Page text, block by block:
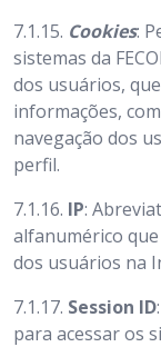
7.1.15. Cookies:
sistemas da
dos usuários,
informações,
navegação dos
perfil.
7.1.16. IP:
alfanumérico
dos usuários na
7.1.17. Session ID:
para acessar os